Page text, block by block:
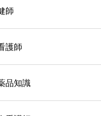
師
護師
品知識